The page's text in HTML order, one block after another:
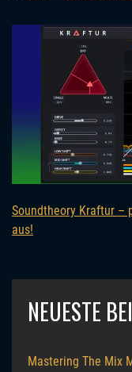
Soundtheory Kraftur –
aus!
NEUESTE
Mastering The Mix